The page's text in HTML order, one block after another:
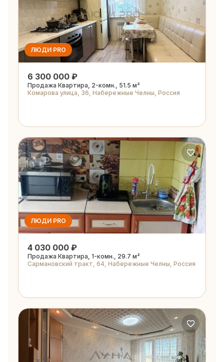
ЛЮДИ PRO
6 300 000 ₽
Продажа Квартира, 2-комн., 51.5 м²
Комарова улица, 36, Набережные Челны, Россия
ЛЮДИ PRO
4 030 000 ₽
Продажа Квартира, 1-комн., 29.7 м²
Сармановский тракт, 64, Набережные Челны, Россия